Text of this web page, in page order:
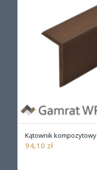
Kątownik
94,10 zł